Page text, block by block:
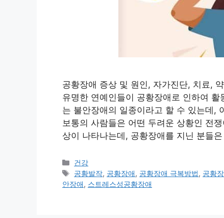
공황장애 증상 및 원인, 자가진단, 치료,
유명한 연예인들이 공황장애로 인하여
는 불안장애의 일종이라고 할 수 있는데,
보통의 사람들은 어떤 두려운 상황인 전
상이 나타나는데, 공황장애를 지닌 분들
카
테
고
건강
태
그
공황발작, 공황장애, 공황장애 극복방법, 공황
안장애, 스트레스성공황장애